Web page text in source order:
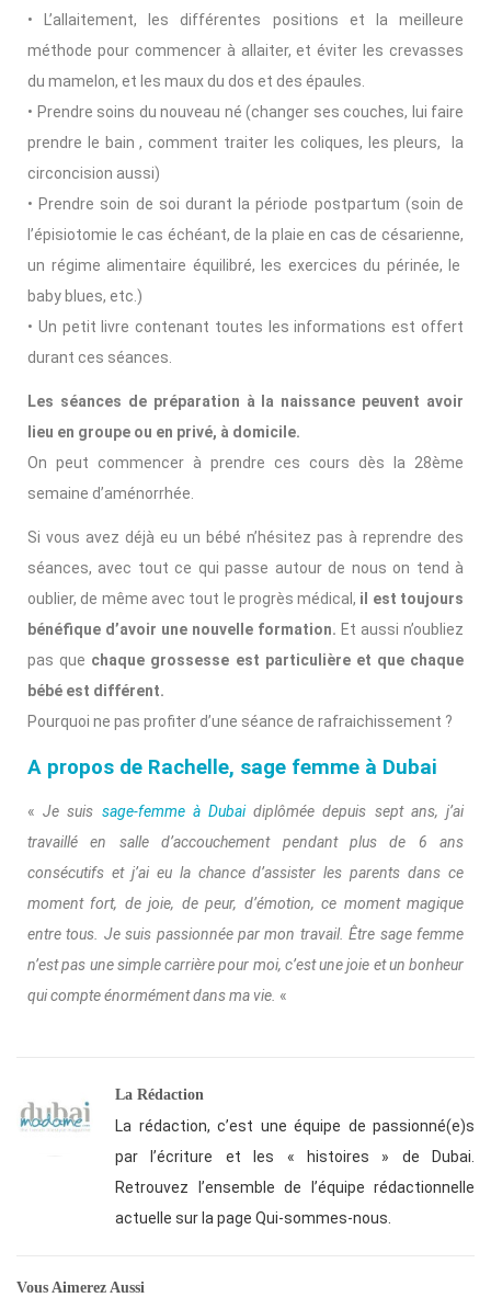
• L’allaitement, les différentes positions et la meilleure
méthode pour commencer à allaiter, et éviter les crevasses
du mamelon, et les maux du dos et des épaules.
• Prendre soins du nouveau né (changer ses couches, lui faire
prendre le bain , comment traiter les coliques, les pleurs, la
circoncision aussi)
• Prendre soin de soi durant la période postpartum (soin de
l’épisiotomie le cas échéant, de la plaie en cas de césarienne,
un régime alimentaire équilibré, les exercices du périnée, le
baby blues, etc.)
• Un petit livre contenant toutes les informations est offert
durant ces séances.
Les séances de préparation à la naissance peuvent avoir
lieu en groupe ou en privé, à domicile.
On peut commencer à prendre ces cours dès la 28ème
semaine d’aménorrhée.
Si vous avez déjà eu un bébé n’hésitez pas à reprendre des
séances, avec tout ce qui passe autour de nous on tend à
oublier, de même avec tout le progrès médical, il est toujours
bénéfique d’avoir une nouvelle formation. Et aussi n’oubliez
pas que chaque grossesse est particulière et que chaque
bébé est différent.
Pourquoi ne pas profiter d’une séance de rafraichissement ?
A propos de Rachelle, sage femme à Dubai
«Je suis sage-femme à Dubaidiplômée depuis sept ans, j’ai
travaillé en salle d’accouchement pendant plus de 6 ans
consécutifs et j’ai eu la chance d’assister les parents dans ce
moment fort, de joie, de peur, d’émotion, ce moment magique
entre tous. Je suis passionnée par mon travail. Être sage femme
n’est pas une simple carrière pour moi, c’est une joie et un bonheur
qui compte énormément dans ma vie. «
La Rédaction
La rédaction, c’est une équipe de passionné(e)s
par l’écriture et les « histoires » de Dubai.
Retrouvez l’ensemble de l’équipe rédactionnelle
actuelle sur la page Qui-sommes-nous.
Vous Aimerez Aussi